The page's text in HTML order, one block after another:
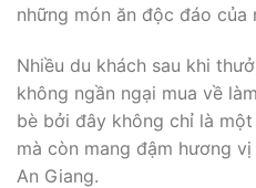
những món ăn độc đáo của
Nhiều du khách sau khi
không ngần ngại mua về
bè bởi đây không chỉ là
mà còn mang đậm hương
An Giang.